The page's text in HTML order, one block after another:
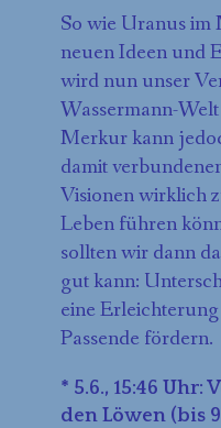
So wie Uranus im
neuen Ideen und
wird nun unser
Wassermann-
Merkur kann
damit
Visionen wirklich
Leben führen
sollten wir dann
gut kann:
eine
Passende fördern.
* 5.6., 15:46 Uhr:
den Löwen (bis